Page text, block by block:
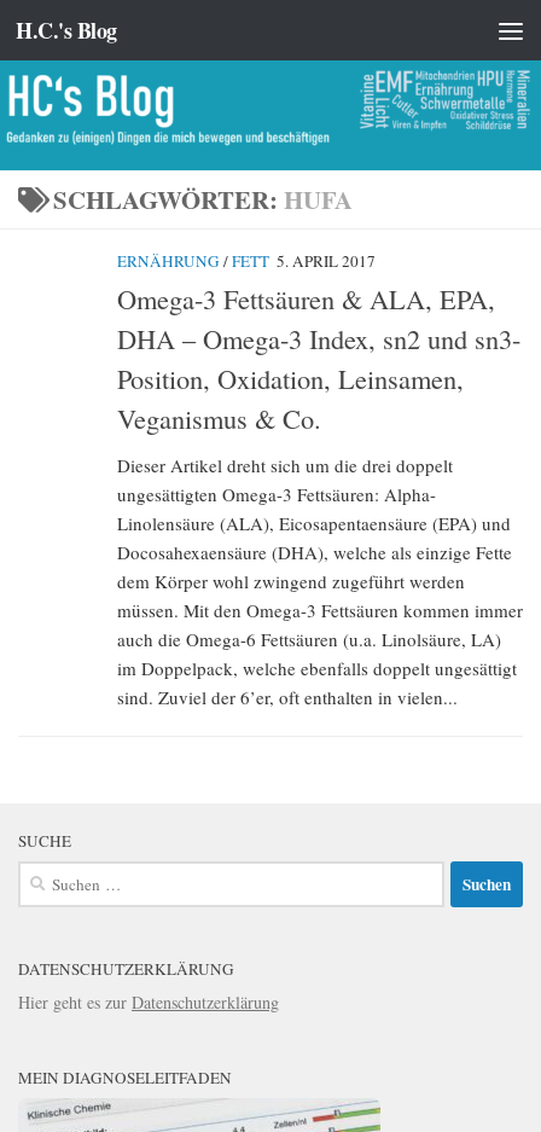
Zum Inhalt springen
H.C.'s Blog
SCHLAGWÖRTER: HUFA
ERNÄHRUNG /FETT 5. APRIL 2017
Omega-3 Fettsäuren & ALA, EPA,
DHA – Omega-3 Index, sn2 und sn3-
Position, Oxidation, Leinsamen,
Veganismus & Co.
Dieser Artikel dreht sich um die drei doppelt
ungesättigten Omega-3 Fettsäuren: Alpha-
Linolensäure (ALA), Eicosapentaensäure (EPA) und
Docosahexaensäure (DHA), welche als einzige Fette
dem Körper wohl zwingend zugeführt werden
müssen. Mit den Omega-3 Fettsäuren kommen immer
auch die Omega-6 Fettsäuren (u.a. Linolsäure, LA)
im Doppelpack, welche ebenfalls doppelt ungesättigt
sind. Zuviel der 6’er, oft enthalten in vielen...
SUCHE
Suchen
nach:
DATENSCHUTZERKLÄRUNG
Hier geht es zur Datenschutzerklärung
MEIN DIAGNOSELEITFADEN